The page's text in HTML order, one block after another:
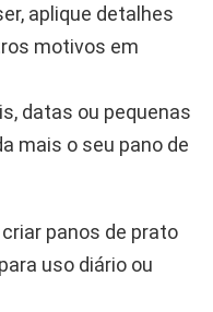
aplique detalhes
motivos em
datas ou pequenas
mais o seu pano de
panos de prato
uso diário ou